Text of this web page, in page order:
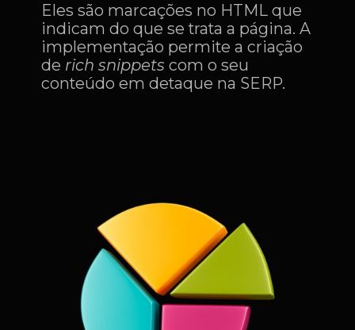
Eles são marcações no HTML que
indicam do que se trata a página. A
implementação permite a criação
de rich snippetscom o seu
conteúdo em detaque na SERP.